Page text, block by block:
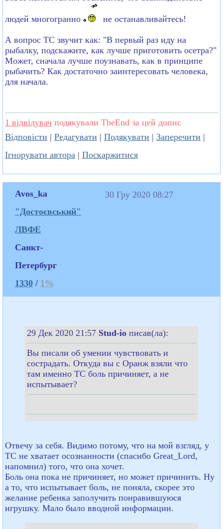
людей многогранно не останавливайтесь!
А вопрос ТС звучит как: "В первый раз иду на
рыбалку, подскажите, как лучше приготовить осетра?"
Может, сначала лучше поузнавать, как в принципе
рыбачить? Как достаточно заинтересовать человека,
для начала.
1 відвідувач подякували TheEnd за цей допис
Відповісти | Редагувати | Подякувати | Заперечити |
Ігнорувати автора | Поскаржитися
Avos_ka
"Достоєвський"
ЛВФЕ
Санкт-
Петербург
1330 / 1%
30 Гру 2020 08:27
29 Дек 2020 21:57 Stud-io писав(ла):
Вы писали об умении чувствовать и
сострадать. Откуда вы с Оранж взяли что
там именно ТС боль причиняет, а не
испытывает?
Отвечу за себя. Видимо потому, что на мой взгляд, у
ТС не хватает осознанности (спасибо Great_Lord,
напомнил) того, что она хочет.
Боль она пока не причиняет, но может причинить. Ну
а то, что испытывает боль, не поняла, скорее это
желание ребенка заполучить понравившуюся
игрушку. Мало было вводной информации.